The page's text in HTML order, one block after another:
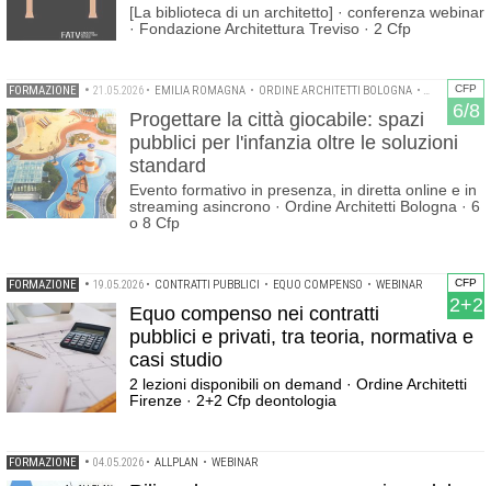
[La biblioteca di un architetto] · conferenza webinar
· Fondazione Architettura Treviso · 2 Cfp
CFP
6/8
FORMAZIONE • 21.05.2026 • EMILIA ROMAGNA • ORDINE ARCHITETTI BOLOGNA •
Progettare la città giocabile: spazi
pubblici per l'infanzia oltre le soluzioni
standard
Evento formativo in presenza, in diretta online e in
streaming asincrono · Ordine Architetti Bologna · 6
o 8 Cfp
CFP
2+2
FORMAZIONE • 19.05.2026 • CONTRATTI PUBBLICI • EQUO COMPENSO • WEBINAR
Equo compenso nei contratti
pubblici e privati, tra teoria, normativa e
casi studio
2 lezioni disponibili on demand · Ordine Architetti
Firenze · 2+2 Cfp deontologia
FORMAZIONE • 04.05.2026 • ALLPLAN • WEBINAR